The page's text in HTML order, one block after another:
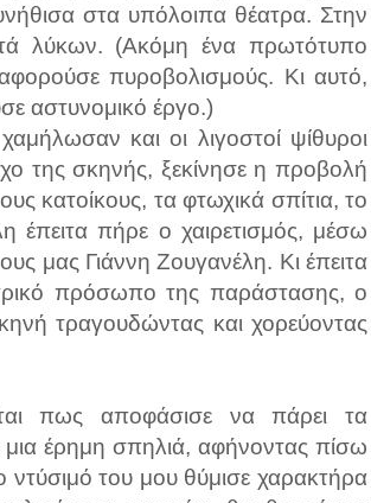
στα υπόλοιπα θέατρα. Στην
λύκων. (Ακόμη ένα πρωτότυπο
πυροβολισμούς. Κι αυτό,
αστυνομικό έργο.)
και οι λιγοστοί ψίθυροι
της σκηνής, ξεκίνησε η προβολή
κατοίκους, τα φτωχικά σπίτια, το
έπειτα πήρε ο χαιρετισμός, μέσω
μας Γιάννη Ζουγανέλη. Κι έπειτα
πρόσωπο της παράστασης, ο
τραγουδώντας και χορεύοντας
πως αποφάσισε να πάρει τα
μια έρημη σπηλιά, αφήνοντας πίσω
του μου θύμισε χαρακτήρα